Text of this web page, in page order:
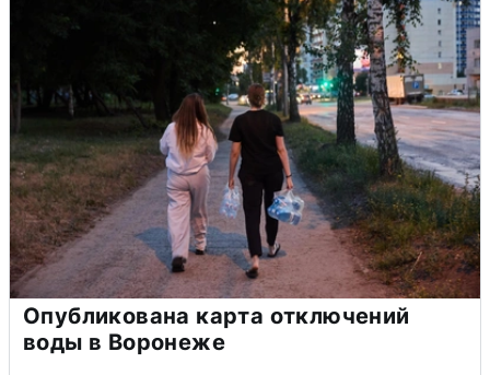
Опубликована карта отключений
воды в Воронеже